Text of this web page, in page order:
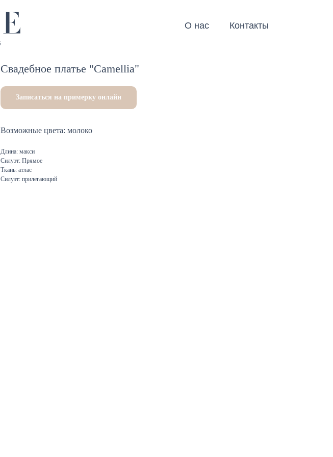
О нас Контакты
Cвадебное платье "Camellia"
Записаться на примерку онлайн
Возможные цвета: молоко
Длина: макси
Силуэт: Прямое
Ткань: атлас
Силуэт: прилегающий